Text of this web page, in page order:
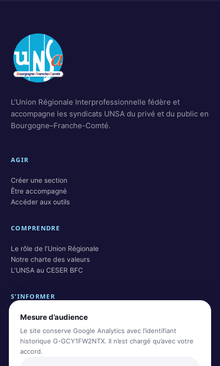
L’Union Régionale Interprofessionnelle fédère et
accompagne les syndicats UNSA du privé et du public en
Bourgogne–Franche-Comté.
AGIR
Créer une section
Être accompagné
Accéder aux outils
COMPRENDRE
Le rôle de l’Union Régionale
Notre charte des valeurs
L’UNSA au CESER BFC
S’INFORMER
Actualités BFC
Actualités nationales
Rechercher dans les archives
Mesure d’audience
Le site conserve Google Analytics avec l’identifiant
historique G-GCY1FW2NTX. Il n’est chargé qu’avec votre
accord.